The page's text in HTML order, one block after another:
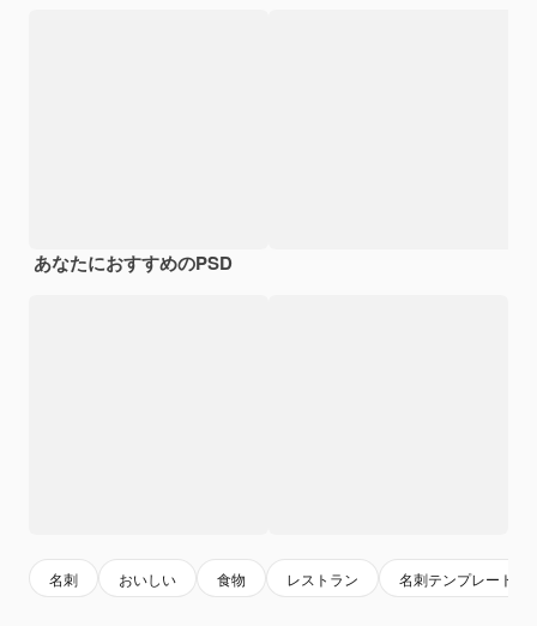
あなたにおすすめのPSD
名刺 おいしい 食物 レストラン 名刺テンプレート